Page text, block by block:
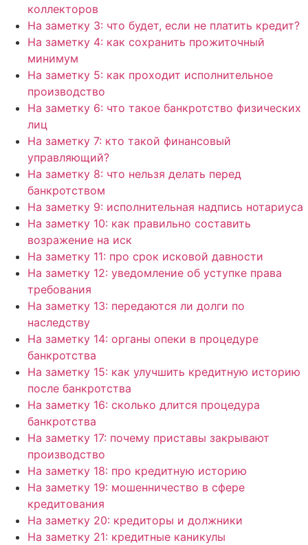
коллекторов
На заметку 3: что будет, если не платить кредит?
На заметку 4: как сохранить прожиточный
минимум
На заметку 5: как проходит исполнительное
производство
На заметку 6: что такое банкротство физических
лиц
На заметку 7: кто такой финансовый
управляющий?
На заметку 8: что нельзя делать перед
банкротством
На заметку 9: исполнительная надпись нотариуса
На заметку 10: как правильно составить
возражение на иск
На заметку 11: про срок исковой давности
На заметку 12: уведомление об уступке права
требования
На заметку 13: передаются ли долги по
наследству
На заметку 14: органы опеки в процедуре
банкротства
На заметку 15: как улучшить кредитную историю
после банкротства
На заметку 16: сколько длится процедура
банкротства
На заметку 17: почему приставы закрывают
производство
На заметку 18: про кредитную историю
На заметку 19: мошенничество в сфере
кредитования
На заметку 20: кредиторы и должники
На заметку 21: кредитные каникулы